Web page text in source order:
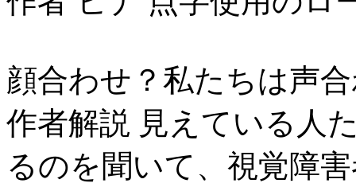
顔合わせ？私たちは声
作者解説 見えている人
るのを聞いて、視覚障